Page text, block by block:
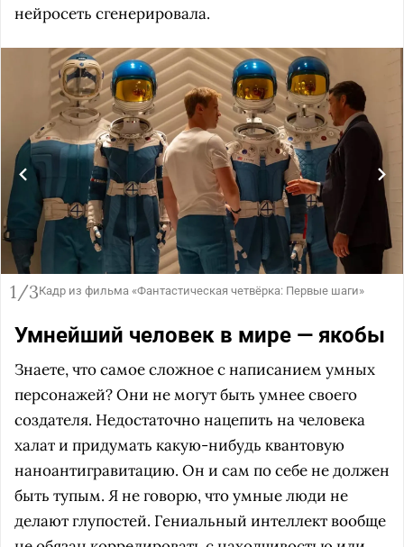
нейросеть сгенерировала.
1/3Кадр из фильма «Фантастическая четвёрка: Первые шаги»
Умнейший человек в мире — якобы
Знаете, что самое сложное с написанием умных
персонажей? Они не могут быть умнее своего
создателя. Недостаточно нацепить на человека
халат и придумать какую-нибудь квантовую
наноантигравитацию. Он и сам по себе не должен
быть тупым. Я не говорю, что умные люди не
делают глупостей. Гениальный интеллект вообще